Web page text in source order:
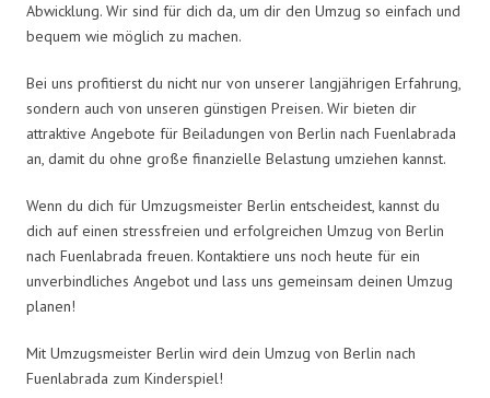
Abwicklung. Wir sind für dich da, um dir den Umzug so einfach und
bequem wie möglich zu machen.
Bei uns profitierst du nicht nur von unserer langjährigen Erfahrung,
sondern auch von unseren günstigen Preisen. Wir bieten dir
attraktive Angebote für Beiladungen von Berlin nach Fuenlabrada
an, damit du ohne große finanzielle Belastung umziehen kannst.
Wenn du dich für Umzugsmeister Berlin entscheidest, kannst du
dich auf einen stressfreien und erfolgreichen Umzug von Berlin
nach Fuenlabrada freuen. Kontaktiere uns noch heute für ein
unverbindliches Angebot und lass uns gemeinsam deinen Umzug
planen!
Mit Umzugsmeister Berlin wird dein Umzug von Berlin nach
Fuenlabrada zum Kinderspiel!